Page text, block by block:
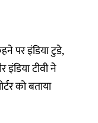
पर इंडिया टुडे,
इंडिया टीवी ने
को बताया